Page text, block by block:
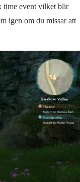
time event vilket blir
igen om du missar att